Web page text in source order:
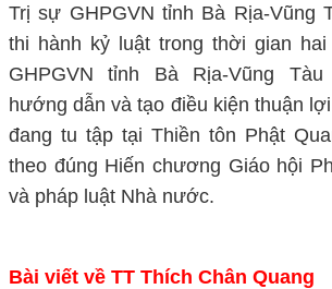
Trị sự GHPGVN tỉnh Bà Rịa-Vũng
thi hành kỷ luật trong thời gian
GHPGVN tỉnh Bà Rịa-Vũng
hướng dẫn và tạo điều kiện thuận
đang tu tập tại Thiền tôn Phật
theo đúng Hiến chương Giáo hội
và pháp luật Nhà nước.
Bài viết về TT Thích Chân Quang